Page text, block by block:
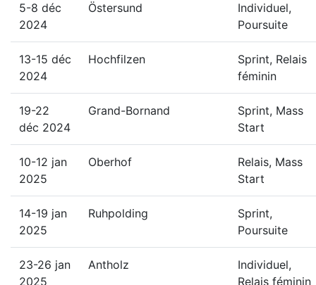
5-8 déc
2024
Östersund
Individuel,
Poursuite
13-15 déc
2024
Hochfilzen
Sprint, Relais
féminin
19-22
déc 2024
Grand-Bornand
Sprint, Mass
Start
10-12 jan
2025
Oberhof
Relais, Mass
Start
14-19 jan
2025
Ruhpolding
Sprint,
Poursuite
23-26 jan
2025
Antholz
Individuel,
Relais féminin